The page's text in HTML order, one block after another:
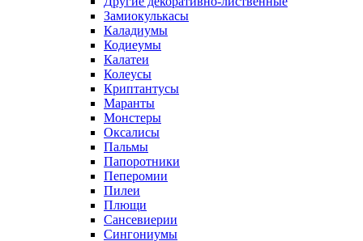
Замиокулькасы
Каладиумы
Кодиеумы
Калатеи
Колеусы
Криптантусы
Маранты
Монстеры
Оксалисы
Пальмы
Папоротники
Пеперомии
Пилеи
Плющи
Сансевиерии
Сингониумы